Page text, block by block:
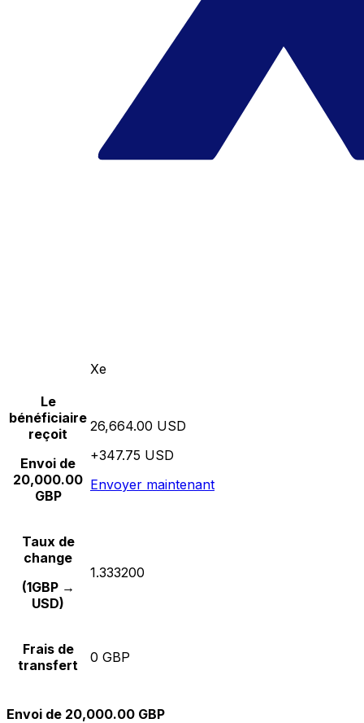
Xe
Le
bénéficiaire
reçoit
Envoi de
20,000.00
GBP
26,664.00 USD
+347.75 USD
Envoyer maintenant
Taux de
change
(1GBP →
USD)
1.333200
Frais de
transfert
0 GBP
Envoi de 20,000.00 GBP